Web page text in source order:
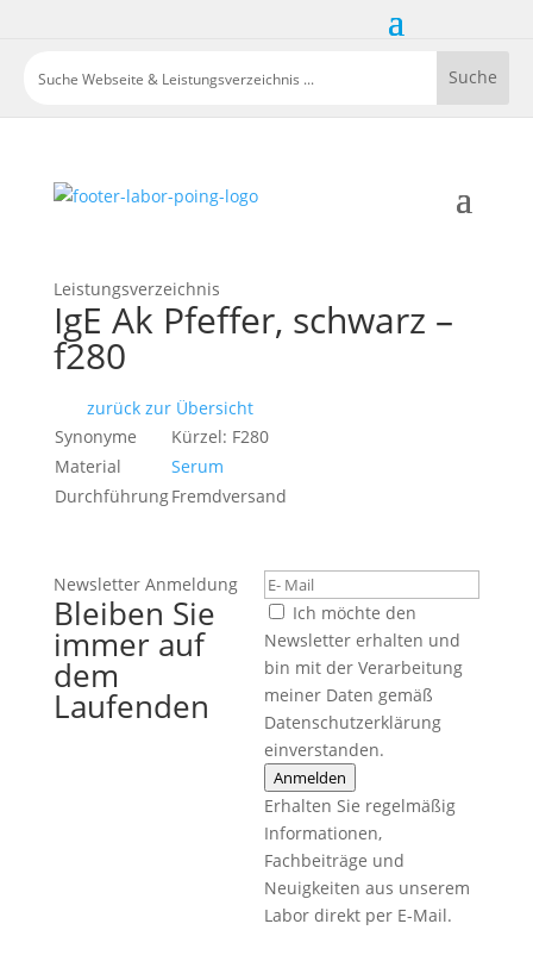
Leistungsverzeichnis
IgE Ak Pfeffer, schwarz –
f280
zurück zur Übersicht
Synonyme
Kürzel: F280
Material
Serum
DurchführungFremdversand
Newsletter Anmeldung
Bleiben Sie
immer auf
dem
Laufenden
Ich möchte den
Newsletter erhalten und
bin mit der Verarbeitung
meiner Daten gemäß
Datenschutzerklärung
einverstanden.
Anmelden
Erhalten Sie regelmäßig
Informationen,
Fachbeiträge und
Neuigkeiten aus unserem
Labor direkt per E-Mail.